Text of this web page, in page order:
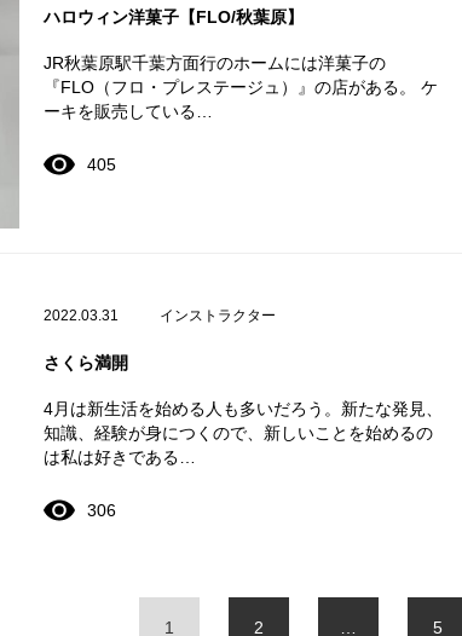
ハロウィン洋菓子【FLO/秋葉原】
JR秋葉原駅千葉方面行のホームには洋菓子の
『FLO（フロ・プレステージュ）』の店がある。 ケ
ーキを販売している…
405
2022.03.31 インストラクター
さくら満開
4月は新生活を始める人も多いだろう。新たな発見、
知識、経験が身につくので、新しいことを始めるの
は私は好きである…
306
1 2 5